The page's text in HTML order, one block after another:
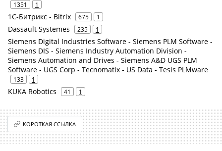
1351 1
1С-Битрикс - Bitrix 675 1
Dassault Systemes 235 1
Siemens Digital Industries Software - Siemens PLM Software -
Siemens DIS - Siemens Industry Automation Division -
Siemens Automation and Drives - Siemens A&D UGS PLM
Software - UGS Corp - Tecnomatix - US Data - Tesis PLMware
133 1
KUKA Robotics 41 1
КОРОТКАЯ ССЫЛКА